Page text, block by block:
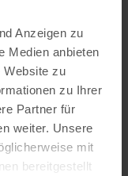
Anzeigen zu
Medien anbieten
Website zu
zu Ihrer
Partner für
weiter. Unsere
mit
bereitgestellt